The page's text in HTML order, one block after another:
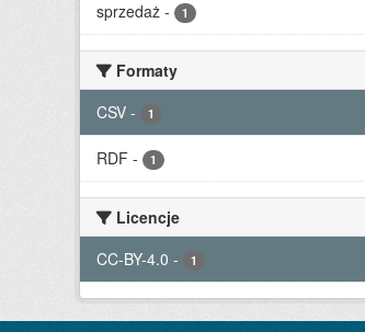
sprzedaż - 1
Formaty
CSV - 1
RDF - 1
Licencje
CC-BY-4.0 - 1